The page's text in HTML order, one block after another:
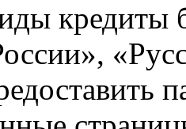
кредиты